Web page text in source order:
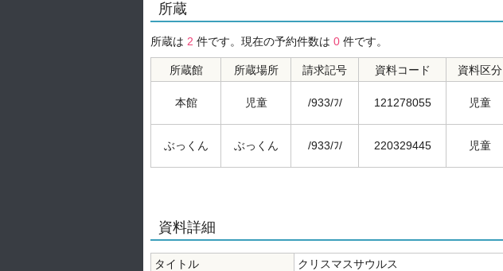
所蔵
所蔵は 2 件です。現在の予約件数は 0 件です。
所蔵館 所蔵場所 請求記号 資料コード 資料区分
本館 児童 /933/ﾌ/ 121278055 児童
ぶっくん ぶっくん /933/ﾌ/ 220329445 児童
資料詳細
タイトル
クリスマスサウルス